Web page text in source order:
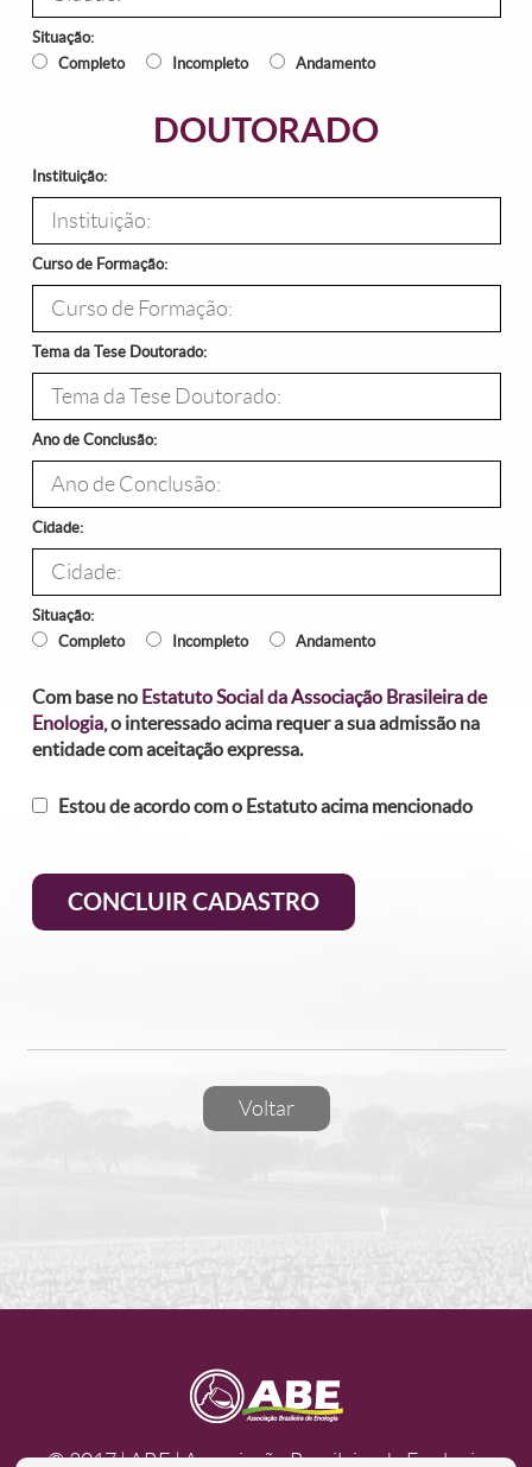
Situação:
Completo
Incompleto Andamento
DOUTORADO
Instituição:
Curso de Formação:
Tema da Tese Doutorado:
Ano de Conclusão:
Cidade:
Situação:
Completo
Incompleto Andamento
Com base no Estatuto Social da Associação Brasileira de
Enologia, o interessado acima requer a sua admissão na
entidade com aceitação expressa.
Estou de acordo com o Estatuto acima mencionado
CONCLUIR CADASTRO
Voltar
© 2017 | ABE | Associação Brasileira de Enologia